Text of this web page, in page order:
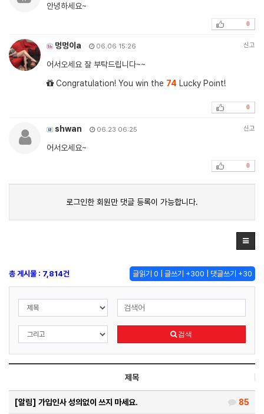
안녕하세요~
0
멍멍이a 06.06 15:26 신고
어서오세요 잘 부탁드립니다~~
Congratulation! You win the 74 Lucky Point!
0
shwan 06.23 06:25 신고
어서오세요~
0
로그인한 회원만 댓글 등록이 가능합니다.
글읽기 0 | 글쓰기 +300 | 댓글쓰기 +30
총 게시물 : 7,814건
검색
제목
85
[알림] 가입인사 성의없이 쓰지 마세요.